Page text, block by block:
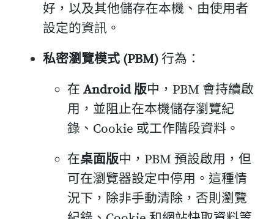
好，以及其他儲存在本機、由使用者
設定的資訊。
私密瀏覽模式 (PBM)行為：
在 Android 版中，PBM 會持續啟
用，並阻止在本機儲存瀏覽紀
錄、Cookie 或工作階段資料。
在桌面版中，PBM 預設啟用，但
可在瀏覽器設定中停用。這種情
況下，除非手動清除，否則瀏覽